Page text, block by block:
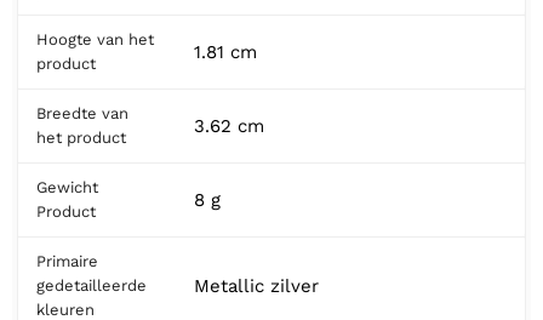
Hoogte van het
product
1.81 cm
Breedte van
het product
3.62 cm
Gewicht
Product
8 g
Primaire
gedetailleerde
kleuren
Metallic zilver